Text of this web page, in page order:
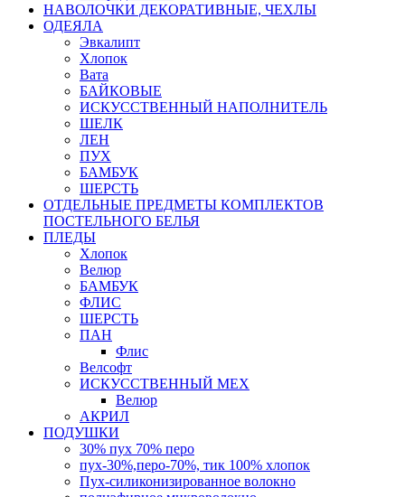
НАВОЛОЧКИ ДЕКОРАТИВНЫЕ, ЧЕХЛЫ
ОДЕЯЛА
Эвкалипт
Хлопок
Вата
БАЙКОВЫЕ
ИСКУССТВЕННЫЙ НАПОЛНИТЕЛЬ
ШЕЛК
ЛЕН
ПУХ
БАМБУК
ШЕРСТЬ
ОТДЕЛЬНЫЕ ПРЕДМЕТЫ КОМПЛЕКТОВ
ПОСТЕЛЬНОГО БЕЛЬЯ
ПЛЕДЫ
Хлопок
Велюр
БАМБУК
ФЛИС
ШЕРСТЬ
ПАН
Флис
Велсофт
ИСКУССТВЕННЫЙ МЕХ
Велюр
АКРИЛ
ПОДУШКИ
30% пух 70% перо
пух-30%,перо-70%, тик 100% хлопок
Пух-силиконизированное волокно